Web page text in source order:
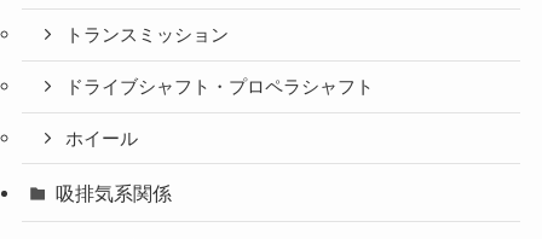
トランスミッション
ドライブシャフト・プロペラシャフト
ホイール
吸排気系関係